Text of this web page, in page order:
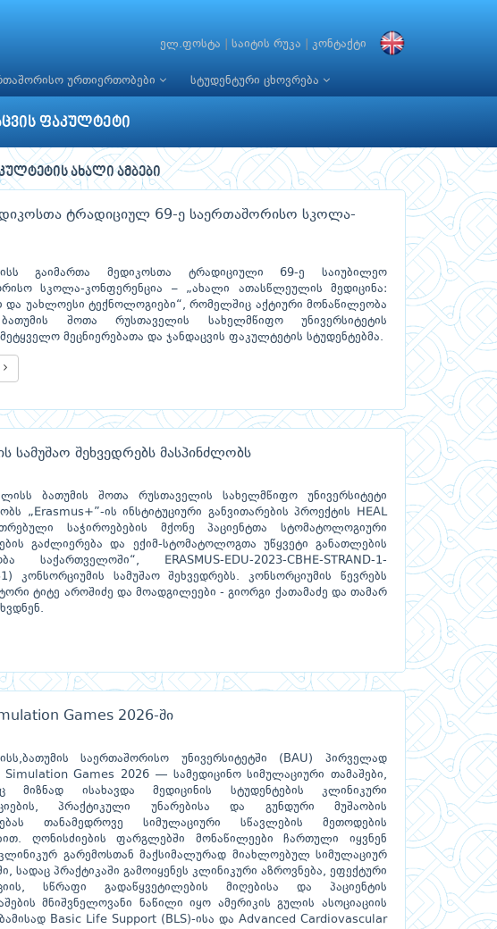
ელ.ფოსტა საიტის რუკა კონტაქტი
ურთიერთობები სტუდენტური ცხოვრება
ფაკულტეტი
ახალი ამბები
ტრადიციულ 69-ე საერთაშორისო სკოლა-
გაიმართა მედიკოსთა ტრადიციული 69-ე საიუბილეო
სკოლა-კონფერენცია – „ახალი ათასწლეულის მედიცინა:
და უახლოესი ტექნოლოგიები“, რომელშიც აქტიური მონაწილეობა
შოთა რუსთაველის სახელმწიფო უნივერსიტეტის
მეცნიერებათა და ჯანდაცვის ფაკულტეტის სტუდენტებმა.
სამუშაო შეხვედრებს მასპინძლობს
ბათუმის შოთა რუსთაველის სახელმწიფო უნივერსიტეტი
„Erasmus+”-ის ინსტიტუციური განვითარების პროექტის HEAL
საჭიროებების მქონე პაციენტთა სტომატოლოგიური
გაძლიერება და ექიმ-სტომატოლოგთა უწყვეტი განათლების
საქართველოში“, ERASMUS-EDU-2023-CBHE-STRAND-1-
კონსორციუმის სამუშაო შეხვედრებს. კონსორციუმის წევრებს
ტიტე აროშიძე და მოადგილეები - გიორგი ქათამაძე და თამარ
Games 2026-ში
საერთაშორისო უნივერსიტეტში (BAU) პირველად
Simulation Games 2026 — სამედიცინო სიმულაციური თამაშები,
მიზნად ისახავდა მედიცინის სტუდენტების კლინიკური
პრაქტიკული უნარებისა და გუნდური მუშაობის
თანამედროვე სიმულაციური სწავლების მეთოდების
ღონისძიების ფარგლებში მონაწილეები ჩართული იყვნენ
გარემოსთან მაქსიმალურად მიახლოებულ სიმულაციურ
სადაც პრაქტიკაში გამოიყენეს კლინიკური აზროვნება, ეფექტური
სწრაფი გადაწყვეტილების მიღებისა და პაციენტის
მნიშვნელოვანი ნაწილი იყო ამერიკის გულის ასოციაციის
Basic Life Support (BLS)-ისა და Advanced Cardiovascular